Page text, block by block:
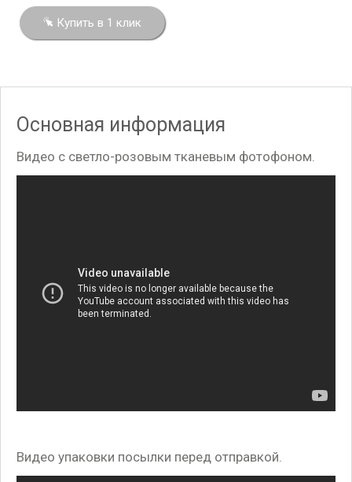
Купить в 1 клик
Основная информация
Видео с светло-розовым тканевым фотофоном.
Видео упаковки посылки перед отправкой.